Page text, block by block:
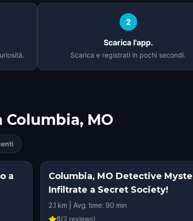
2
Scarica l'app.
Scarica e registrati in pochi secondi.
Columbia, MO
a
Columbia, MO Detective
Infiltrate a Secret Society!
2.1 km | Avg. time: 90 min
5(2reviews)